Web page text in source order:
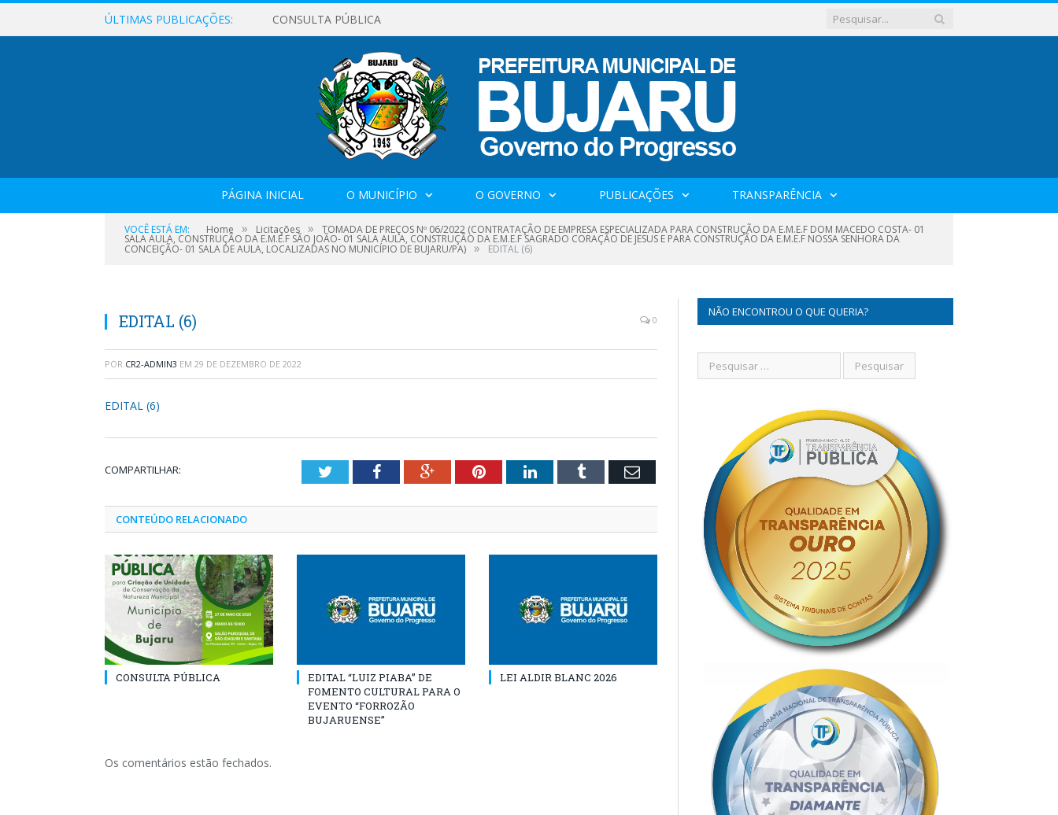
ÚLTIMAS PUBLICAÇÕES: CONSULTA PÚBLICA
PÁGINA INICIAL O MUNICÍPIO O GOVERNO PUBLICAÇÕES TRANSPARÊNCIA
VOCÊ ESTÁ EM: Home » Licitações » TOMADA DE PREÇOS Nº 06/2022 (CONTRATAÇÃO DE EMPRESA ESPECIALIZADA PARA CONSTRUÇÃO DA E.M.E.F DOM MACEDO COSTA- 01
SALA AULA, CONSTRUÇÃO DA E.M.E.F SÃO JOÃO- 01 SALA AULA, CONSTRUÇÃO DA E.M.E.F SAGRADO CORAÇÃO DE JESUS E PARA CONSTRUÇÃO DA E.M.E.F NOSSA SENHORA DA
CONCEIÇÃO- 01 SALA DE AULA, LOCALIZADAS NO MUNICÍPIO DE BUJARU/PA) » EDITAL (6)
EDITAL (6) 0
POR CR2-ADMIN3 EM 29 DE DEZEMBRO DE 2022
EDITAL (6)
COMPARTILHAR: TwitterFacebookGoogle+PinterestLinkedInTumblr Email
CONTEÚDO RELACIONADO
CONSULTA PÚBLICA
EDITAL “LUIZ PIABA” DE
FOMENTO CULTURAL PARA O
EVENTO “FORROZÃO
BUJARUENSE”
LEI ALDIR BLANC 2026
Os comentários estão fechados.
NÃO ENCONTROU O QUE QUERIA?